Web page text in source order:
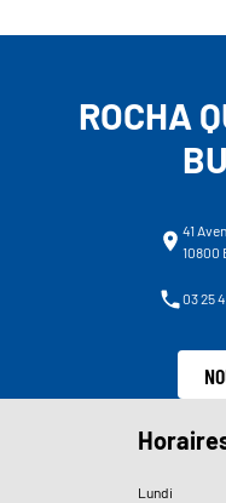
ROCHA
41
10800
03 25
Lundi